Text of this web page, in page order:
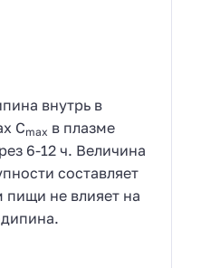
внутрь в
Cmax в плазме
6-12 ч. Величина
составляет
пищи не влияет на